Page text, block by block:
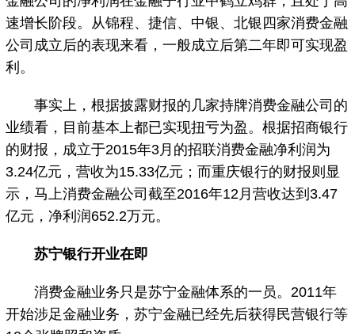
速增长阶段。从锦程、捷信、中银、北银四家消费金融
公司成立后的表现来看，一般成立后第二年即可实现盈
利。
事实上，根据披露财报的几家持牌消费金融公司的
业绩看，目前基本上都已实现扭亏为盈。根据招商银行
的财报，成立于2015年3月的招联消费金融净利润为
3.24亿元，营收为15.33亿元；而重庆银行的财报则显
示，马上消费金融公司截至2016年12月营收达到3.47
亿元，净利润652.2万元。
苏宁银行开业在即
消费金融业务只是苏宁金融体系的一员。2011年
开始涉足金融业务，苏宁金融已经先后获得民营银行等